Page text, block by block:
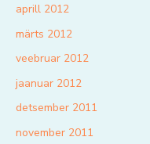
aprill 2012
märts 2012
veebruar 2012
jaanuar 2012
detsember 2011
november 2011